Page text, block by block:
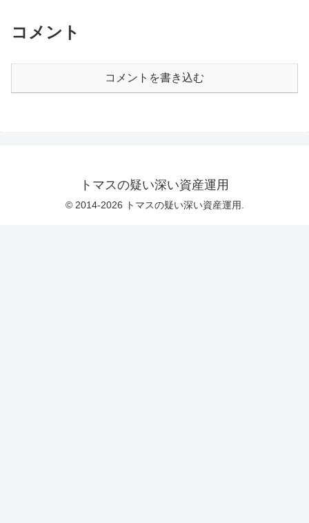
コメント
コメントを書き込む
トマスの疑い深い資産運用
© 2014-2026 トマスの疑い深い資産運用.